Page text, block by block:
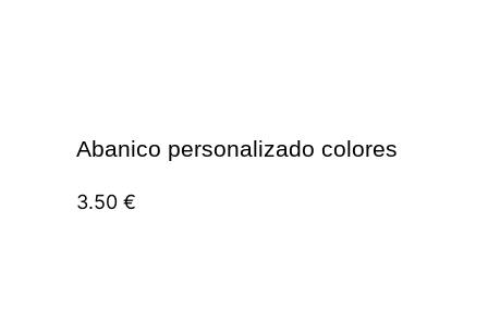
Abanico personalizado colores
3.50 €